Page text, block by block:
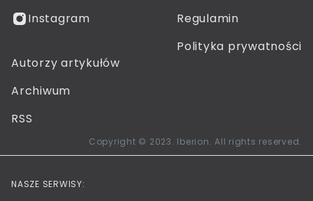
Instagram
Regulamin
Polityka prywatności
Autorzy artykułów
Archiwum
RSS
Copyright © 2023. Iberion. All rights reserved.
NASZE SERWISY: